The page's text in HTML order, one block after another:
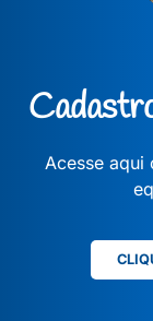
Acesse aqui